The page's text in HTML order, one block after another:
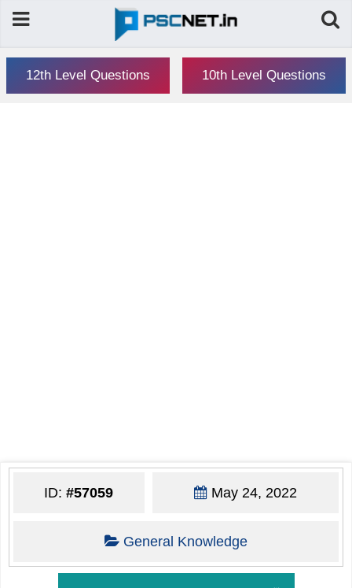
12th Level Questions 10th Level Questions
ID:#57059 May 24, 2022
General Knowledge